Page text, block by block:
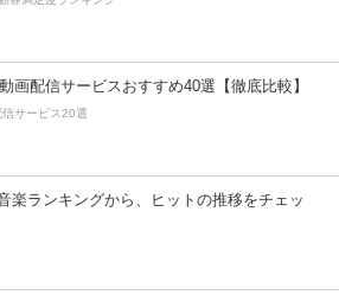
画配信サービスおすすめ40選【徹底比較】
サービス20選
楽ランキングから、ヒットの推移をチェッ